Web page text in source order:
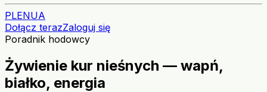
PLENUA
Dołącz terazZaloguj się
Poradnik hodowcy
Żywienie kur nieśnych — wapń,
białko, energia